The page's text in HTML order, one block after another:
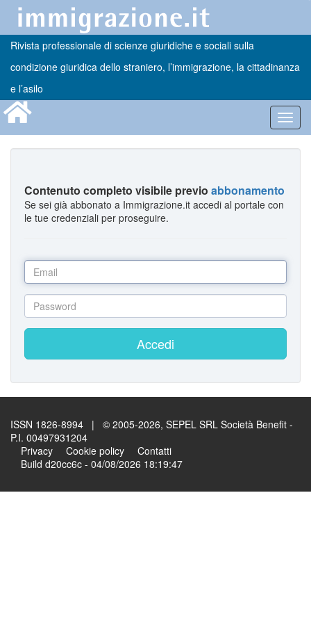
Rivista professionale di scienze giuridiche e sociali sulla
condizione giuridica dello straniero, l’immigrazione, la cittadinanza
e l’asilo
Contenuto completo visibile previo abbonamento
Se sei già abbonato a Immigrazione.it accedi al portale con
le tue credenziali per proseguire.
Accedi
ISSN 1826-8994 | © 2005-2026, SEPEL SRL Società Benefit -
P.I. 00497931204
Privacy
Cookie policy
Contatti
Build d20cc6c - 04/08/2026 18:19:47